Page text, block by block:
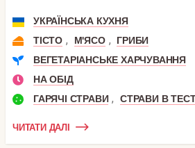
УКРАЇНСЬКА КУХНЯ
ТІСТО , М'ЯСО ,
ГРИБИ
ВЕГЕТАРІАНСЬКЕ ХАРЧУВАННЯ
НА ОБІД
ГАРЯЧІ СТРАВИ , СТРАВИ В
ЧИТАТИ ДАЛІ